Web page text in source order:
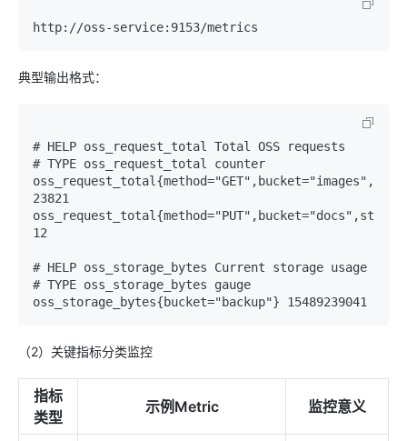
典型输出格式：
# HELP oss_request_total Total OSS requests
# TYPE oss_request_total counter
23821
12
# HELP oss_storage_bytes Current storage usage
# TYPE oss_storage_bytes gauge
（2）关键指标分类监控
指标
类型
示例Metric 监控意义